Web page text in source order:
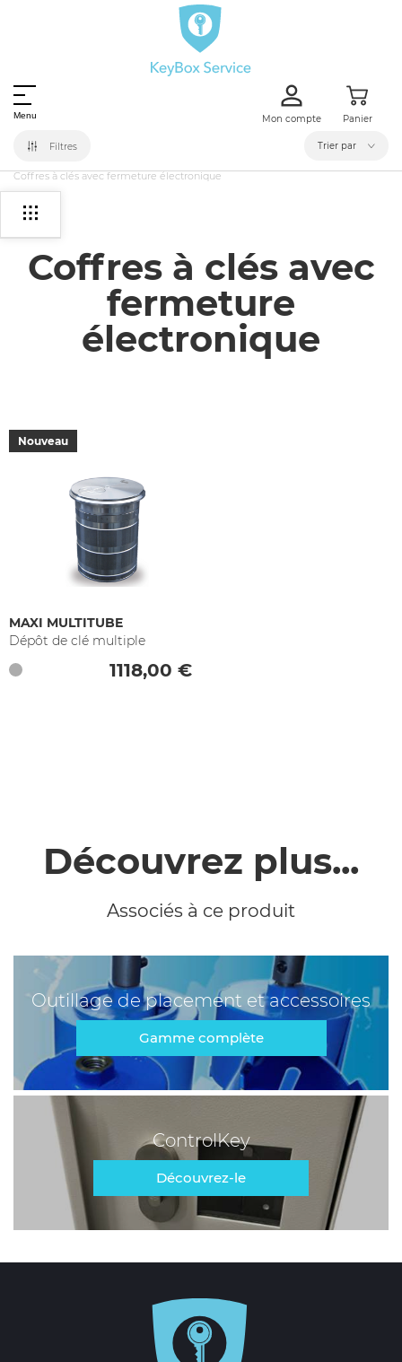
Menu Mon compte Panier
Filtres Trier par
Coffres à clés avec fermeture électronique
Coffres à clés avec
fermeture
électronique
Nouveau
MAXI MULTITUBE
Dépôt de clé multiple
1118,00 €
Découvrez plus...
Associés à ce produit
Outillage de placement et accessoires
Gamme complète
ControlKey
Découvrez-le